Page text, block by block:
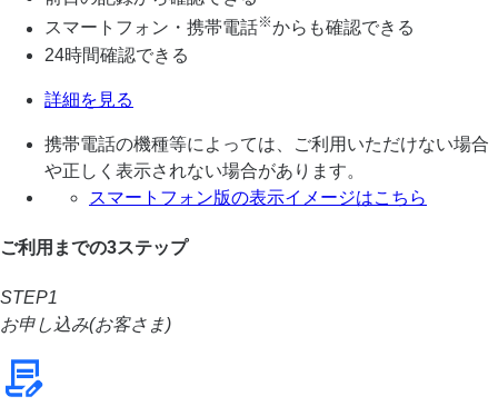
スマートフォン・携帯電話※からも確認できる
24時間確認できる
詳細を見る
携帯電話の機種等によっては、ご利用いただけない場合
や正しく表示されない場合があります。
スマートフォン版の表示イメージはこちら
ご利用までの3ステップ
STEP1
お申し込み(お客さま)